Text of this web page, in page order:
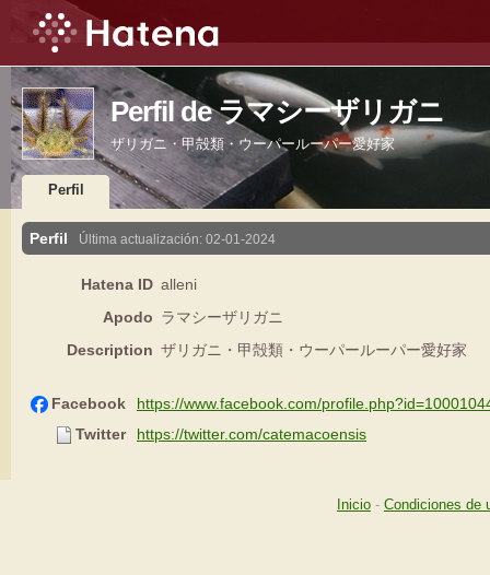
Perfil de ラマシーザリガニ
ザリガニ・甲殻類・ウーパールーパー愛好家
Perfil
Perfil Última actualización: 02-01-2024
Hatena ID alleni
Apodo ラマシーザリガニ
Description ザリガニ・甲殻類・ウーパールーパー愛好家
Facebook
https://www.facebook.com/
Twitter
https://twitter.com/catemacoensis
Inicio - Condiciones de